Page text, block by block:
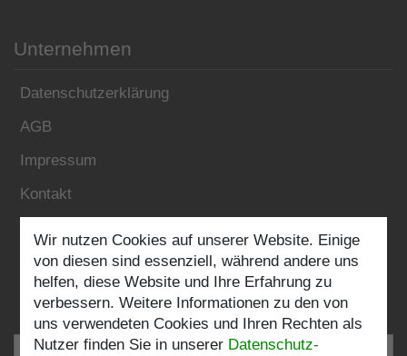
Unternehmen
Datenschutzerklärung
AGB
Impressum
Kontakt
Folgen Sie uns:
Wir nutzen Cookies auf unserer Website. Einige
von diesen sind essenziell, während andere uns
helfen, diese Website und Ihre Erfahrung zu
verbessern. Weitere Informationen zu den von
uns verwendeten Cookies und Ihren Rechten als
Nutzer finden Sie in unserer Daten­schutz­